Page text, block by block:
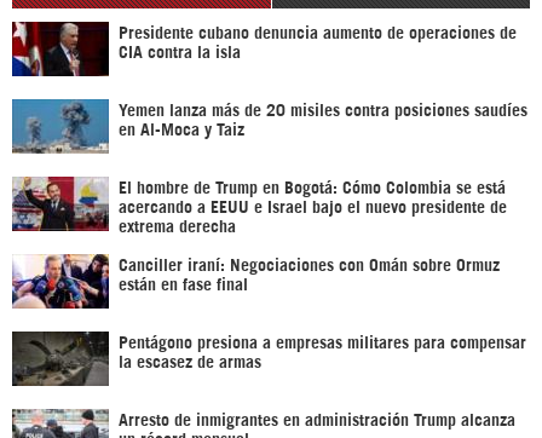
Presidente cubano denuncia aumento de operaciones de
CIA contra la isla
Yemen lanza más de 20 misiles contra posiciones saudíes
en Al-Moca y Taiz
El hombre de Trump en Bogotá: Cómo Colombia se está
acercando a EEUU e Israel bajo el nuevo presidente de
extrema derecha
Canciller iraní: Negociaciones con Omán sobre Ormuz
están en fase final
Pentágono presiona a empresas militares para compensar
la escasez de armas
Arresto de inmigrantes en administración Trump alcanza